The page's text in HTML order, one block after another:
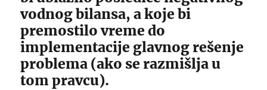
vodnog bilansa, a koje bi
premostilo vreme do
implementacije glavnog rešenje
problema (ako se razmišlja u
tom pravcu).